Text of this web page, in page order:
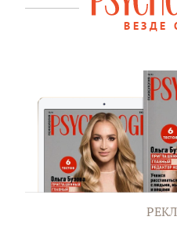
ВЕЗДЕ